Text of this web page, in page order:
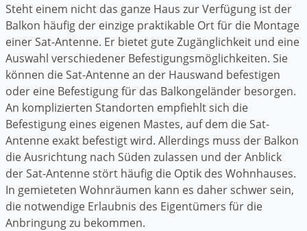
Steht einem nicht das ganze Haus zur Verfügung ist der
Balkon häufig der einzige praktikable Ort für die Montage
einer Sat-Antenne. Er bietet gute Zugänglichkeit und eine
Auswahl verschiedener Befestigungsmöglichkeiten. Sie
können die Sat-Antenne an der Hauswand befestigen
oder eine Befestigung für das Balkongeländer besorgen.
An komplizierten Standorten empfiehlt sich die
Befestigung eines eigenen Mastes, auf dem die Sat-
Antenne exakt befestigt wird. Allerdings muss der Balkon
die Ausrichtung nach Süden zulassen und der Anblick
der Sat-Antenne stört häufig die Optik des Wohnhauses.
In gemieteten Wohnräumen kann es daher schwer sein,
die notwendige Erlaubnis des Eigentümers für die
Anbringung zu bekommen.